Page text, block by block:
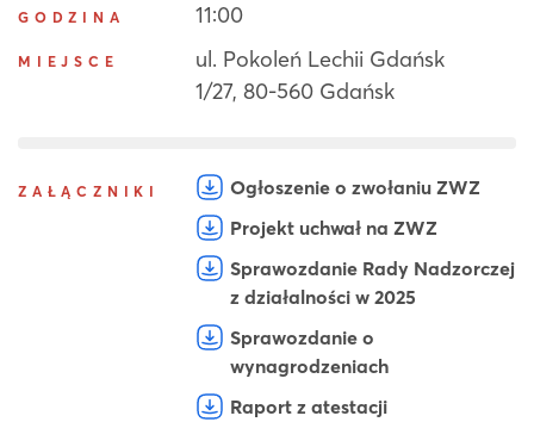
GODZINA 11:00
MIEJSCE
ul. Pokoleń Lechii Gdańsk
1/27, 80-560 Gdańsk
ZAŁĄCZNIKI
Ogłoszenie o zwołaniu ZWZ
Projekt uchwał na ZWZ
Sprawozdanie Rady Nadzorczej
z działalności w 2025
Sprawozdanie o
wynagrodzeniach
Raport z atestacji